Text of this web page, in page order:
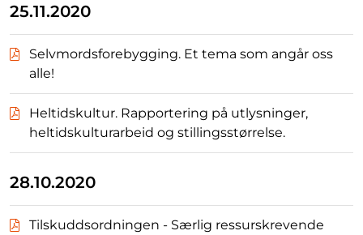
25.11.2020
Selvmordsforebygging. Et tema som angår oss
alle!
Heltidskultur. Rapportering på utlysninger,
heltidskulturarbeid og stillingsstørrelse.
28.10.2020
Tilskuddsordningen - Særlig ressurskrevende